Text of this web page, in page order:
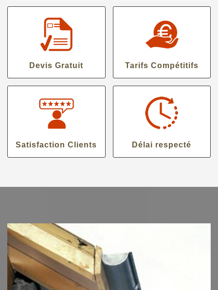
Devis Gratuit Tarifs Compétitifs
Satisfaction Clients Délai respecté